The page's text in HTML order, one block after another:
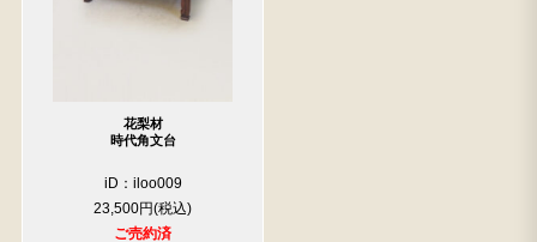
花梨材
時代角文台
iD：iloo009
23,500円
ご売約済